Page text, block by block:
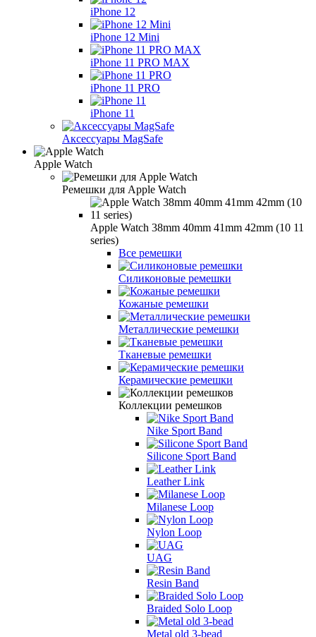
iPhone 12
iPhone 12 Mini
iPhone 11 PRO MAX
iPhone 11 PRO
iPhone 11
Аксессуары MagSafe
Apple Watch
Ремешки для Apple Watch
Apple Watch 38mm 40mm 41mm 42mm (10 11
series)
Все ремешки
Силиконовые ремешки
Кожаные ремешки
Металлические ремешки
Тканевые ремешки
Керамические ремешки
Коллекции ремешков
Nike Sport Band
Silicone Sport Band
Leather Link
Milanese Loop
Nylon Loop
UAG
Resin Band
Braided Solo Loop
Metal old 3-bead